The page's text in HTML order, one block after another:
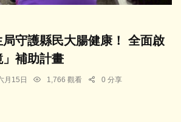
守護縣民大腸健康！ 全面啟
補助計畫
月15日 1,766 觀看 0 分享